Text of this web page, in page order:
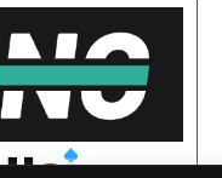
- 21:00